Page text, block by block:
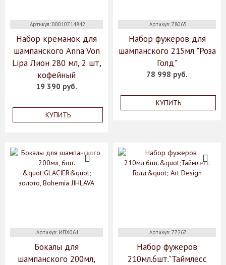
Артикул: 00010714842
Набор креманок для
шампанского Anna Von
Lipa Лион 280 мл, 2 шт,
кофейный
19 390 руб.
КУПИТЬ
Артикул: 78065
Набор фужеров для
шампанского 215мл "Роза
Голд"
78 998 руб.
КУПИТЬ
Артикул: ИПХ061
Бокалы для
шампанского 200мл,
Артикул: 77267
Набор фужеров
210мл.6шт."Таймлесс